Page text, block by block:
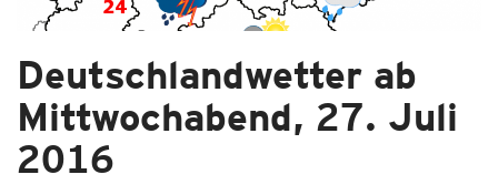
Deutschlandwetter ab
Mittwochabend, 27. Juli
2016